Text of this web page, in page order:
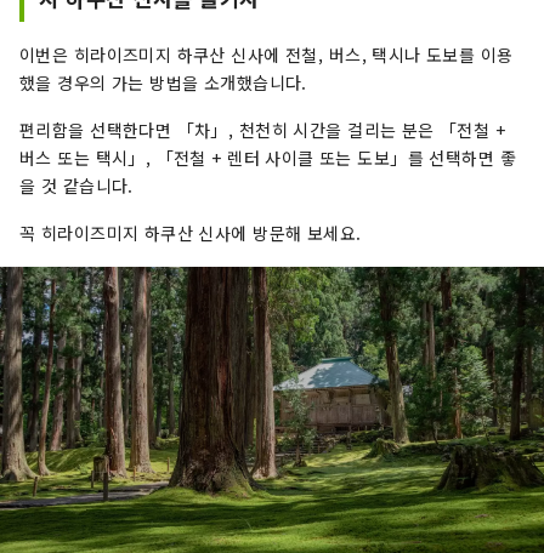
이번은 히라이즈미지 하쿠산 신사에 전철, 버스, 택시나 도보를 이용
했을 경우의 가는 방법을 소개했습니다.
편리함을 선택한다면 「차」, 천천히 시간을 걸리는 분은 「전철 +
버스 또는 택시」, 「전철 + 렌터 사이클 또는 도보」를 선택하면 좋
을 것 같습니다.
꼭 히라이즈미지 하쿠산 신사에 방문해 보세요.